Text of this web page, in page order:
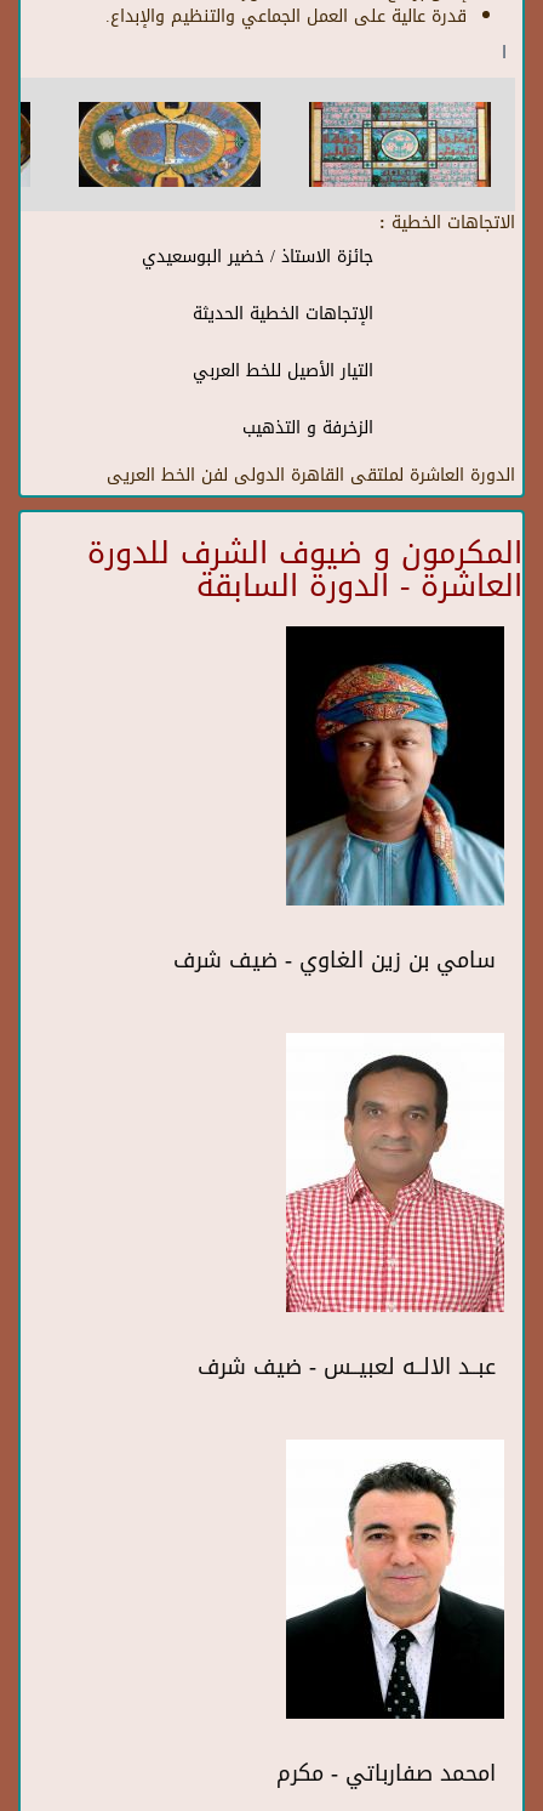
قدرة عالية على العمل الجماعي والتنظيم والإبداع.
ا
الاتجاهات الخطية :
جائزة الاستاذ / خضير البوسعيدي
الإتجاهات الخطية الحديثة
التيار الأصيل للخط العربي
الزخرفة و التذهيب
الدورة العاشرة لملتقى القاهرة الدولى لفن الخط العريى
المكرمون و ضيوف الشرف للدورة
العاشرة - الدورة السابقة
سامي بن زين الغاوي - ضيف شرف
عبــد الالــه لعبيــس - ضيف شرف
امحمد صفارباتي - مكرم